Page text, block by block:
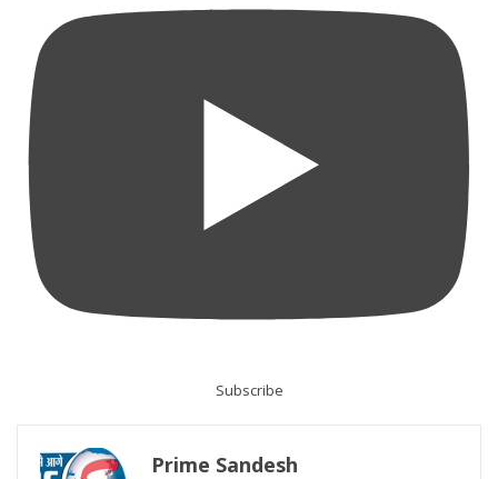
Subscribe
Prime Sandesh